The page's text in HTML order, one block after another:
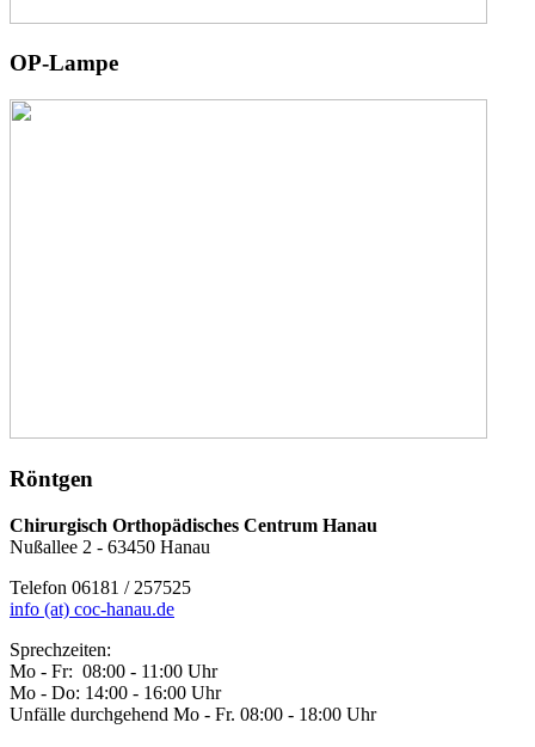
OP-Lampe
Röntgen
Chirurgisch Orthopädisches Centrum Hanau
Nußallee 2 - 63450 Hanau
Telefon 06181 / 257525
info (at) coc-hanau.de
Sprechzeiten:
Mo - Fr: 08:00 - 11:00 Uhr
Mo - Do: 14:00 - 16:00 Uhr
Unfälle durchgehend Mo - Fr. 08:00 - 18:00 Uhr